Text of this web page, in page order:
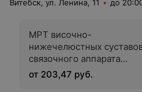
Витебск, ул. Ленина, 11 до
МРТ височно-
нижечелюстных
связочного аппарата
височно-нижечелюстных
суставов (без
от 203,47 руб.